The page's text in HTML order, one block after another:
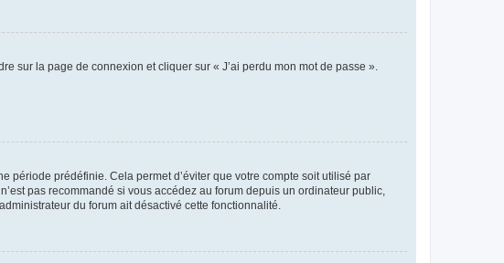
sur la page de connexion et cliquer sur « J’ai perdu mon mot de passe ».
période prédéfinie. Cela permet d’éviter que votre compte soit utilisé par
pas recommandé si vous accédez au forum depuis un ordinateur public,
du forum ait désactivé cette fonctionnalité.